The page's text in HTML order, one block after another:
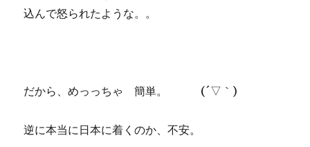
込んで怒られたような。。
だから、めっっちゃ 簡単。 (´▽｀)
逆に本当に日本に着くのか、不安。